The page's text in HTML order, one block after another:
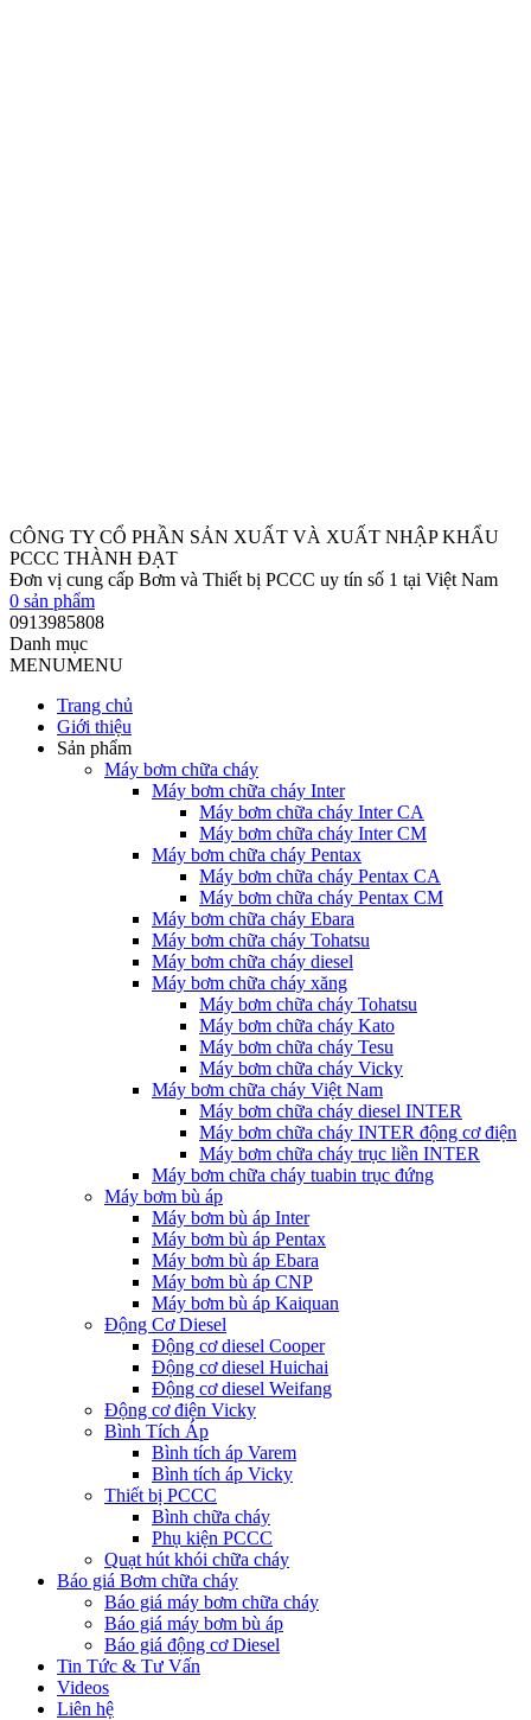
CÔNG TY CỔ PHẦN SẢN XUẤT VÀ XUẤT NHẬP KHẨU
PCCC THÀNH ĐẠT
Đơn vị cung cấp Bơm và Thiết bị PCCC uy tín số 1 tại Việt Nam
0 sản phẩm
0913985808
Danh mục
MENUMENU
Trang chủ
Giới thiệu
Sản phẩm
Máy bơm chữa cháy
Máy bơm chữa cháy Inter
Máy bơm chữa cháy Inter CA
Máy bơm chữa cháy Inter CM
Máy bơm chữa cháy Pentax
Máy bơm chữa cháy Pentax CA
Máy bơm chữa cháy Pentax CM
Máy bơm chữa cháy Ebara
Máy bơm chữa cháy Tohatsu
Máy bơm chữa cháy diesel
Máy bơm chữa cháy xăng
Máy bơm chữa cháy Tohatsu
Máy bơm chữa cháy Kato
Máy bơm chữa cháy Tesu
Máy bơm chữa cháy Vicky
Máy bơm chữa cháy Việt Nam
Máy bơm chữa cháy diesel INTER
Máy bơm chữa cháy INTER động cơ điện
Máy bơm chữa cháy trục liền INTER
Máy bơm chữa cháy tuabin trục đứng
Máy bơm bù áp
Máy bơm bù áp Inter
Máy bơm bù áp Pentax
Máy bơm bù áp Ebara
Máy bơm bù áp CNP
Máy bơm bù áp Kaiquan
Động Cơ Diesel
Động cơ diesel Cooper
Động cơ diesel Huichai
Động cơ diesel Weifang
Động cơ điện Vicky
Bình Tích Áp
Bình tích áp Varem
Bình tích áp Vicky
Thiết bị PCCC
Bình chữa cháy
Phụ kiện PCCC
Quạt hút khói chữa cháy
Báo giá Bơm chữa cháy
Báo giá máy bơm chữa cháy
Báo giá máy bơm bù áp
Báo giá động cơ Diesel
Tin Tức & Tư Vấn
Videos
Liên hệ